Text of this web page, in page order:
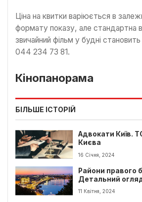
Ціна на квитки варіюється в
формату показу, але стандартна
звичайний фільм у будні
044 234 73 81.
Кінопанорама
БІЛЬШЕ ІСТОРІЙ
Адвокати Київ.
Києва
16 Січня, 2024
Райони правого
Детальний
11 Квітня, 2024